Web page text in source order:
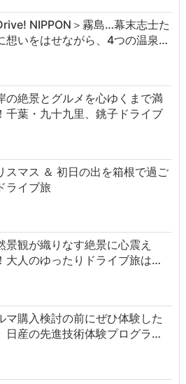
NIPPON＞霧島…幕末志士た
想いをはせながら、4つの温泉…
の絶景とグルメを心ゆくまで満
千葉・九十九里、銚子ドライブ
スマス ＆ 初日の出を箱根で過ご
ライブ旅
景観が織りなす絶景に心震え
大人のゆったりドライブ旅は…
マ購入検討の前にぜひ体験した
日産の先進技術体験プログラ…